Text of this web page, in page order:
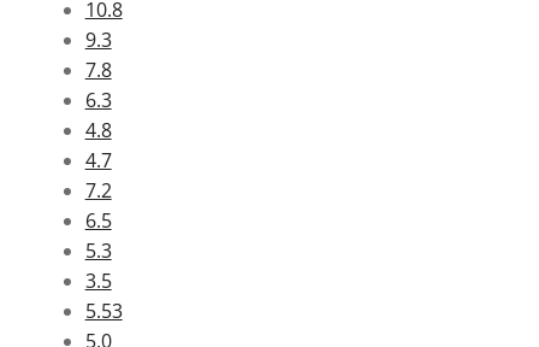
10.8
9.3
7.8
6.3
4.8
4.7
7.2
6.5
5.3
3.5
5.53
5.0